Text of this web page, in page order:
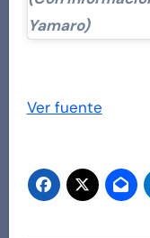
Yamaro)
de
Ver fuente